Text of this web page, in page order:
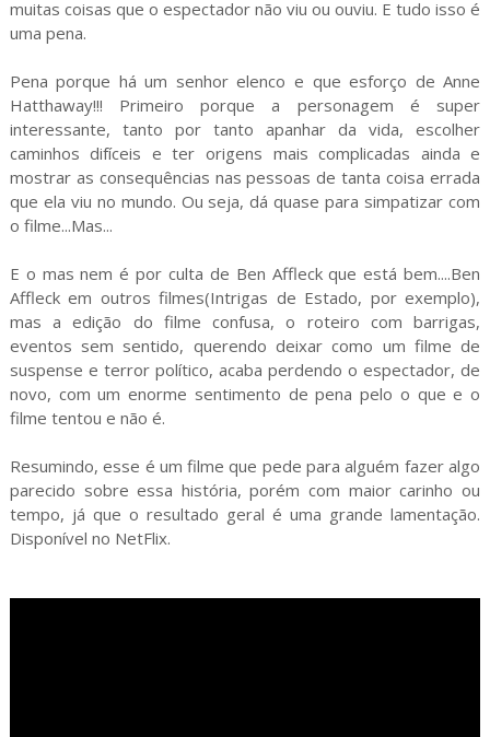
muitas coisas que o espectador não viu ou ouviu. E tudo isso é
uma pena.
Pena porque há um senhor elenco e que esforço de Anne
Hatthaway!!! Primeiro porque a personagem é super
interessante, tanto por tanto apanhar da vida, escolher
caminhos difíceis e ter origens mais complicadas ainda e
mostrar as consequências nas pessoas de tanta coisa errada
que ela viu no mundo. Ou seja, dá quase para simpatizar com
o filme...Mas...
E o mas nem é por culta de Ben Affleck que está bem....Ben
Affleck em outros filmes(Intrigas de Estado, por exemplo),
mas a edição do filme confusa, o roteiro com barrigas,
eventos sem sentido, querendo deixar como um filme de
suspense e terror político, acaba perdendo o espectador, de
novo, com um enorme sentimento de pena pelo o que e o
filme tentou e não é.
Resumindo, esse é um filme que pede para alguém fazer algo
parecido sobre essa história, porém com maior carinho ou
tempo, já que o resultado geral é uma grande lamentação.
Disponível no NetFlix.